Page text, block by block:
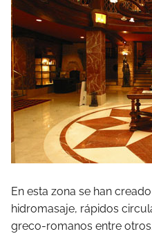
En esta zona se han
hidromasaje, rápidos
greco-romanos entre